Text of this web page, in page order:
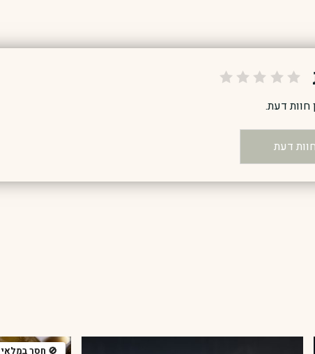
חוות דעת.
דעת